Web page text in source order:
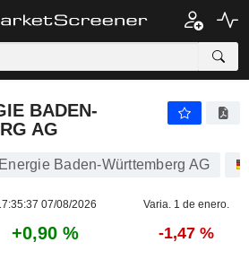
BADEN-
AG
Baden-Württemberg AG
07/08/2026 Varia. 1 de enero.
+0,90 % -1,47 %